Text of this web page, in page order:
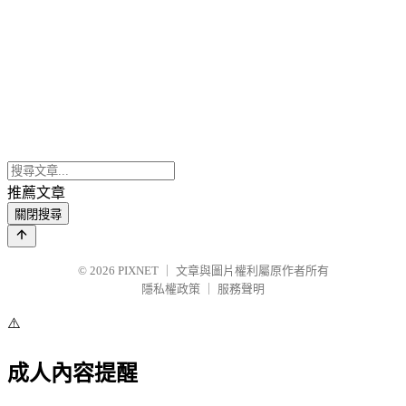
推薦文章
關閉搜尋
© 2026 PIXNET
文章與圖片權利屬原作者所有
隱私權政策
服務聲明
⚠️
成人內容提醒